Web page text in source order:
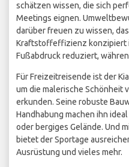
schätzen wissen, die sich
Meetings eignen.
darüber freuen zu wissen,
Kraftstoffeffizienz konzipiert
Fußabdruck reduziert,
Für Freizeitreisende ist der
um die malerische Schönheit
erkunden. Seine robuste
Handhabung machen ihn
oder bergiges Gelände. Und
bietet der Sportage
Ausrüstung und vieles mehr.